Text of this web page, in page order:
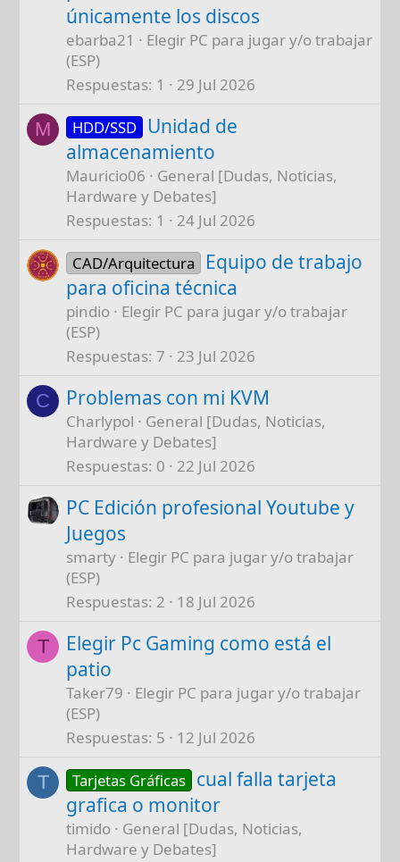
únicamente los discos
ebarba21
Elegir PC para jugar y/o trabajar
(ESP)
Respuestas 1 29 Jul 2026
M HDD/SSD Unidad de
almacenamiento
Mauricio06
General [Dudas, Noticias,
Hardware y Debates]
Respuestas 1 24 Jul 2026
CAD/Arquitectura
Equipo de trabajo
para oficina técnica
pindio
Elegir PC para jugar y/o trabajar
(ESP)
Respuestas 7 23 Jul 2026
C Problemas con mi KVM
Charlypol
General [Dudas, Noticias,
Hardware y Debates]
Respuestas 0 22 Jul 2026
PC Edición profesional Youtube y
Juegos
smarty
Elegir PC para jugar y/o trabajar
(ESP)
Respuestas 2 18 Jul 2026
T
Elegir Pc Gaming como está el
patio
Taker79
Elegir PC para jugar y/o trabajar
(ESP)
Respuestas 5 12 Jul 2026
T Tarjetas Gráficas cual falla tarjeta
grafica o monitor
timido
General [Dudas, Noticias,
Hardware y Debates]